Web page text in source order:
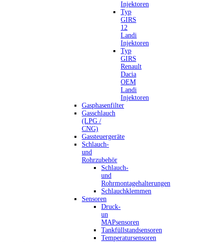
Injektoren
Typ
GIRS
12
Landi
Injektoren
Typ
GIRS
Renault
Dacia
OEM
Landi
Injektoren
Gasphasenfilter
Gasschlauch
(LPG /
CNG)
Gassteuergeräte
Schlauch-
und
Rohrzubehör
Schlauch-
und
Rohrmontagehalterungen
Schlauchklemmen
Sensoren
Druck-
un
MAPsensoren
Tankfüllstandsensoren
Temperatursensoren